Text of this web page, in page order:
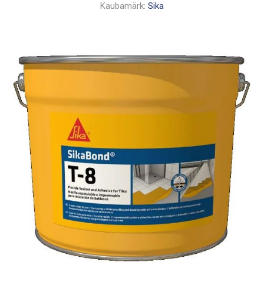
Kaubamärk: Sika